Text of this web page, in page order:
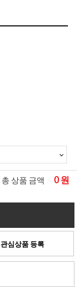
총 상품 금액 0원
관심상품 등록